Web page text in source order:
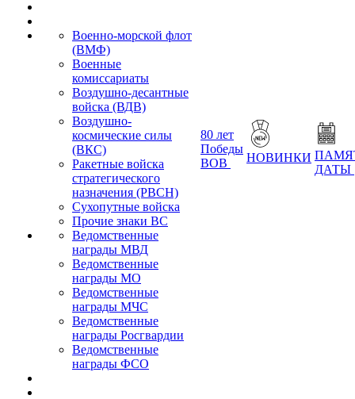
Военно-морской флот
(ВМФ)
Военные
комиссариаты
Воздушно-десантные
войска (ВДВ)
Воздушно-
космические силы
(ВКС)
Ракетные войска
стратегического
назначения (РВСН)
Сухопутные войска
Прочие знаки ВС
Ведомственные
награды МВД
Ведомственные
награды МО
Ведомственные
награды МЧС
Ведомственные
награды Росгвардии
Ведомственные
награды ФСО
80 лет
Победы
ВОВ
НОВИНКИ
ДАТЫ